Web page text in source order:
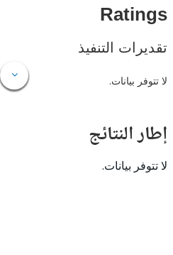
التنفيذ
بيانات.
بيانات.